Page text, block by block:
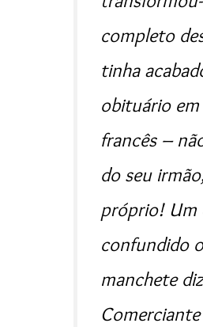
completo
tinha
obituário
francês –
do seu
próprio! Um
confundido
manchete